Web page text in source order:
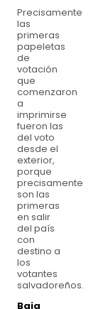
Precisamente
las
primeras
papeletas
de
votación
que
comenzaron
a
imprimirse
fueron las
del voto
desde el
exterior,
porque
precisamente
son las
primeras
en salir
del país
con
destino a
los
votantes
salvadoreños.
Baja